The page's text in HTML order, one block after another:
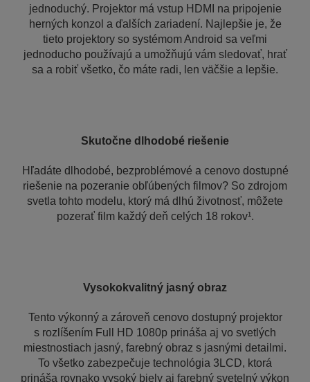
jednoduchý. Projektor má vstup HDMI na pripojenie
herných konzol a ďalších zariadení. Najlepšie je, že
tieto projektory so systémom Android sa veľmi
jednoducho používajú a umožňujú vám sledovať, hrať
sa a robiť všetko, čo máte radi, len väčšie a lepšie.
Skutočne dlhodobé riešenie
Hľadáte dlhodobé, bezproblémové a cenovo dostupné
riešenie na pozeranie obľúbených filmov? So zdrojom
svetla tohto modelu, ktorý má dlhú životnosť, môžete
pozerať film každý deň celých 18 rokov¹.
Vysokokvalitný jasný obraz
Tento výkonný a zároveň cenovo dostupný projektor
s rozlíšením Full HD 1080p prináša aj vo svetlých
miestnostiach jasný, farebný obraz s jasnými detailmi.
To všetko zabezpečuje technológia 3LCD, ktorá
prináša rovnako vysoký biely aj farebný svetelný výkon